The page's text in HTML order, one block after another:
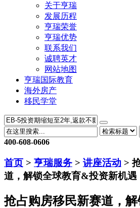
关于亨瑞
发展历程
亨瑞荣誉
亨瑞优势
联系我们
诚聘英才
网站地图
亨瑞国际教育
海外房产
移民学堂
400-608-0606
首页 > 亨瑞服务 > 讲座活动 >
道，解锁全球教育&投资新机遇
抢占购房移民新赛道，